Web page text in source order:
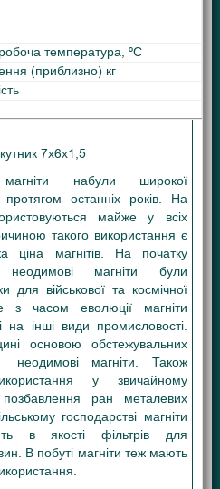
температура, ºС
(приблизно) кг
7х6х1,5
набули широкої
протягом останніх років. На
майже у всіх
такого використання є
ціна магнітів. На початку
неодимові магніти були
для військової та космічної
з часом еволюції магніти
на інші види промисловості.
основою обстежувальних
магніти. Також
у звичайному
ран металевих
господарстві магніти
в якості фільтрів для
В побуті магніти теж мають